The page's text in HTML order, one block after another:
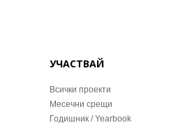
УЧАСТВАЙ
Всички проекти
Месечни срещи
Годишник / Yearbook